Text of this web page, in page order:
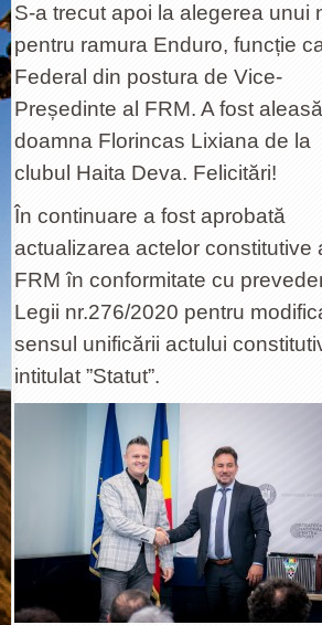
S-a trecut apoi la alegerea unui
pentru ramura Enduro, funcție
Federal din postura de Vice-
Președinte al FRM. A fost aleasă
doamna Florincas Lixiana de la
clubul Haita Deva. Felicitări!
În continuare a fost aprobată
actualizarea actelor constitutive
FRM în conformitate cu
Legii nr.276/2020 pentru
sensul unificării actului
intitulat ”Statut”.